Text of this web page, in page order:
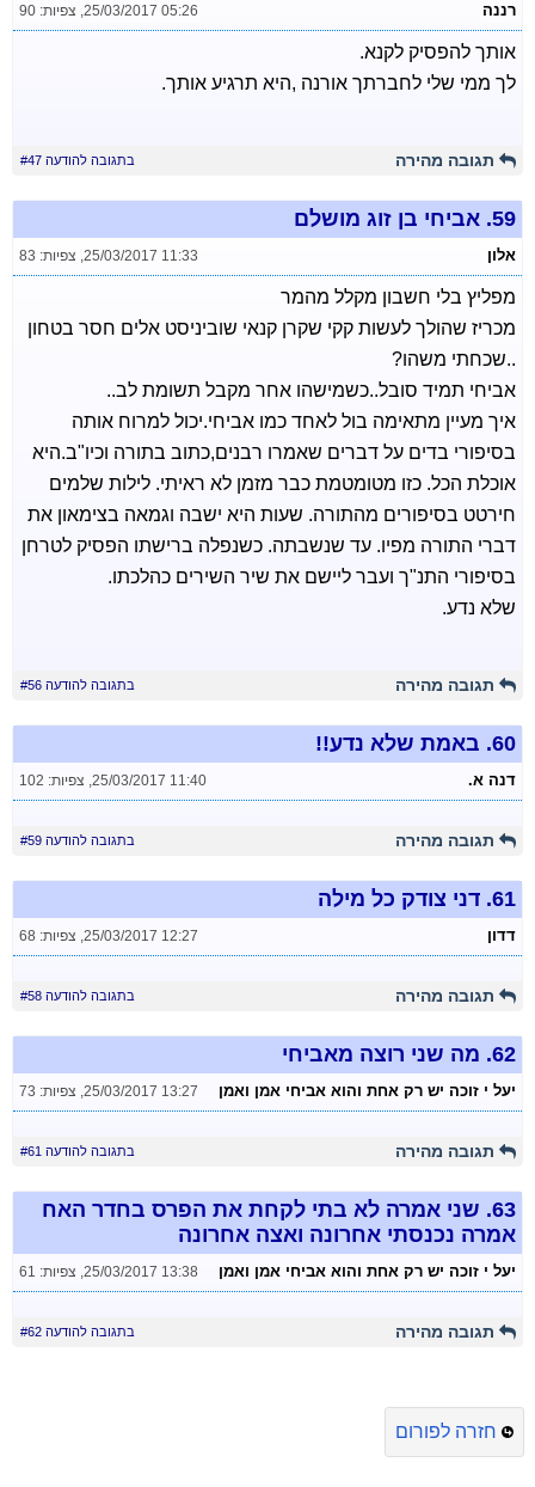
רננה 25/03/2017 05:26
, צפיות: 90
אותך להפסיק לקנא.
לך ממי שלי לחברתך אורנה ,היא תרגיע אותך.
תגובה מהירה בתגובה להודעה #47
59. אביחי בן זוג מושלם
אלון 25/03/2017 11:33
, צפיות: 83
מפליץ בלי חשבון מקלל מהמר
מכריז שהולך לעשות קקי שקרן קנאי שוביניסט אלים חסר בטחון
..שכחתי משהו?
אביחי תמיד סובל..כשמישהו אחר מקבל תשומת לב..
איך מעיין מתאימה בול לאחד כמו אביחי.יכול למרוח אותה
בסיפורי בדים על דברים שאמרו רבנים,כתוב בתורה וכיו"ב.היא
אוכלת הכל. כזו מטומטמת כבר מזמן לא ראיתי. לילות שלמים
חירטט בסיפורים מהתורה. שעות היא ישבה וגמאה בצימאון את
דברי התורה מפיו. עד שנשבתה. כשנפלה ברישתו הפסיק לטרחן
בסיפורי התנ"ך ועבר ליישם את שיר השירים כהלכתו.
שלא נדע.
תגובה מהירה בתגובה להודעה #56
60. באמת שלא נדע!!
דנה א. 25/03/2017 11:40
, צפיות: 102
תגובה מהירה בתגובה להודעה #59
61. דני צודק כל מילה
דדון 25/03/2017 12:27
, צפיות: 68
תגובה מהירה בתגובה להודעה #58
62. מה שני רוצה מאביחי
יעל י זוכה יש רק אחת והוא אביחי אמן ואמן 25/03/2017 13:27
, צפיות: 73
תגובה מהירה בתגובה להודעה #61
63. שני אמרה לא בתי לקחת את הפרס בחדר האח
אמרה נכנסתי אחרונה ואצה אחרונה
יעל י זוכה יש רק אחת והוא אביחי אמן ואמן 25/03/2017 13:38
, צפיות: 61
תגובה מהירה בתגובה להודעה #62
חזרה לפורום